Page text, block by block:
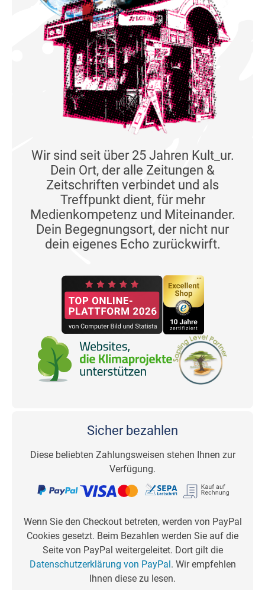
Wir sind seit über 25 Jahren Kult_ur.
Dein Ort, der alle Zeitungen &
Zeitschriften verbindet und als
Treffpunkt dient, für mehr
Medienkompetenz und Miteinander.
Dein Begegnungsort, der nicht nur
dein eigenes Echo zurückwirft.
Sicher bezahlen
Diese beliebten Zahlungsweisen stehen Ihnen zur
Verfügung.
Wenn Sie den Checkout betreten, werden von PayPal
Cookies gesetzt. Beim Bezahlen werden Sie auf die
Seite von PayPal weitergeleitet. Dort gilt die
Datenschutzerklärung von PayPal. Wir empfehlen
Ihnen diese zu lesen.